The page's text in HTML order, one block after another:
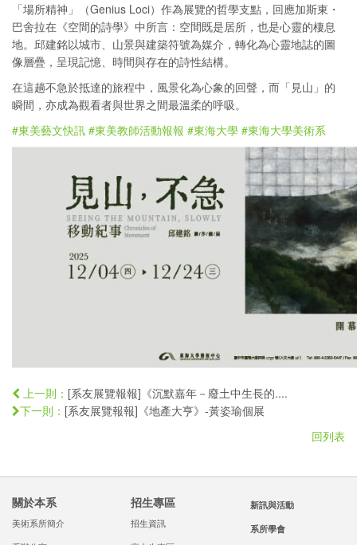
「場所精神」（Genius Loci）作為展覽的哲學支點，回應加斯東・
巴舍拉在《空間的詩學》中所言：空間既是居所，也是心靈的棲息
地。邱建銘以城市、山景與建築符號為媒介，轉化為心靈地誌的圖
像層疊，呈現記憶、時間與存在的詩性結構。
在這趟不急於抵達的旅程中，風景化為心象的回聲，而「見山」的
瞬間，亦成為觀看者與世界之間最溫柔的呼吸。
#東美藝文快訊 #東美教師活動報報 #東海大學 #東海大學美術系
上一則： [系友展覽報報]《沉默嘉年－廢土中生長的....
下一則： [系友展覽報報]《地產大亨》-黃姿瑜個展
回列表
關於本系
美術系所簡介
招生專區
招生資訊
新訊與活動
系所學會